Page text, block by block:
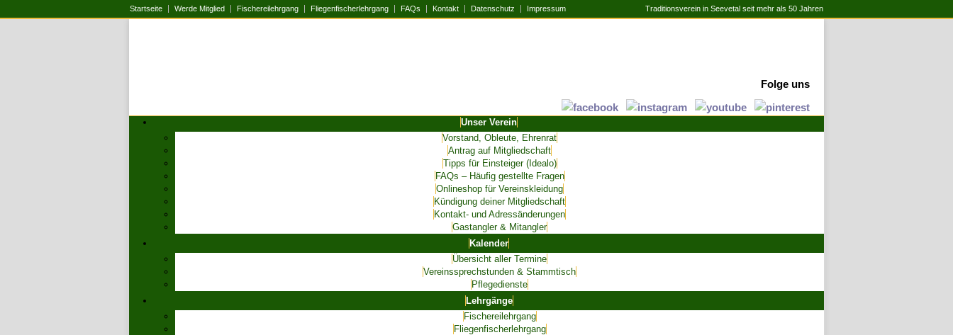
Startseite Werde Mitglied Fischereilehrgang Fliegenfischerlehrgang FAQs Kontakt Datenschutz Impressum Traditionsverein in Seevetal seit mehr als 50 Jahren
Folge uns
Unser Verein
Vorstand, Obleute, Ehrenrat
Antrag auf Mitgliedschaft
Tipps für Einsteiger (Idealo)
FAQs – Häufig gestellte Fragen
Onlineshop für Vereinskleidung
Kündigung deiner Mitgliedschaft
Kontakt- und Adressänderungen
Gastangler & Mitangler
Kalender
Übersicht aller Termine
Vereinssprechstunden & Stammtisch
Pflegedienste
Lehrgänge
Fischereilehrgang
Fliegenfischerlehrgang